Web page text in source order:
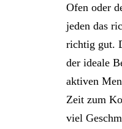
Ofen oder
jeden das
richtig gut.
der ideale
aktiven
Zeit zum
viel